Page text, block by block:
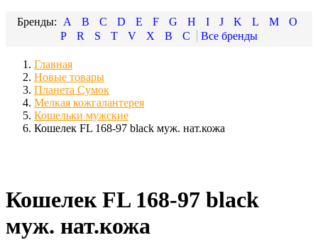
A B C D E F G H I J K L M
O
P
R S T V X В С
Главная
Новые товары
Планета Сумок
Мелкая кожгалантерея
Кошельки мужские
Кошелек FL 168-97 black муж. нат.кожа
Кошелек FL 168-97 black
муж. нат.кожа